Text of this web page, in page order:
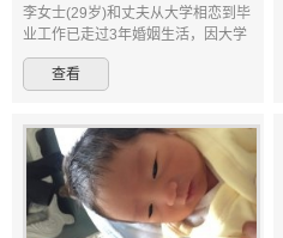
功圆梦
李女士(29岁)和丈夫从大学相恋到毕
业工作已走过3年婚姻生活，因大学
期间学业为重，不得已人工流产掉
两人的第一胎，之后生活和工作逐
查看